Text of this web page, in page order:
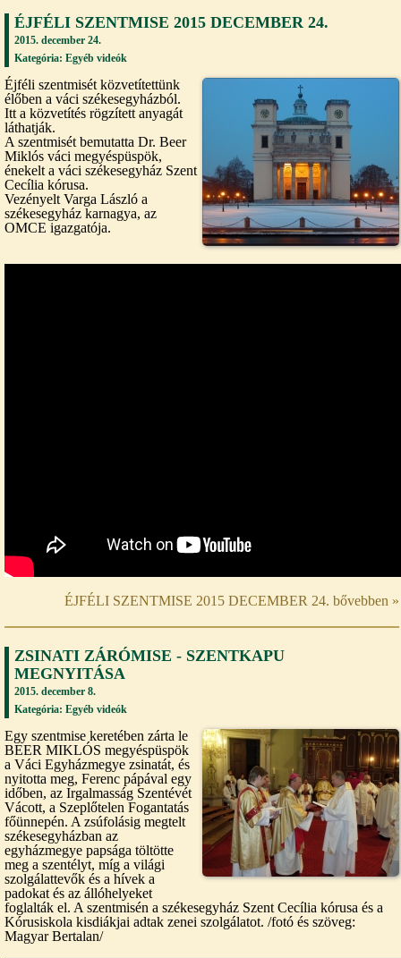
ÉJFÉLI SZENTMISE 2015 DECEMBER 24.
2015. december 24.
Kategória: Egyéb videók
Éjféli szentmisét közvetítettünk
élőben a váci székesegyházból.
Itt a közvetítés rögzített anyagát
láthatják.
A szentmisét bemutatta Dr. Beer
Miklós váci megyéspüspök,
énekelt a váci székesegyház Szent
Cecília kórusa.
Vezényelt Varga László a
székesegyház karnagya, az
OMCE igazgatója.
ÉJFÉLI SZENTMISE 2015 DECEMBER 24. bővebben »
ZSINATI ZÁRÓMISE - SZENTKAPU
MEGNYITÁSA
2015. december 8.
Kategória: Egyéb videók
Egy szentmise keretében zárta le
BEER MIKLÓS megyéspüspök
a Váci Egyházmegye zsinatát, és
nyitotta meg, Ferenc pápával egy
időben, az Irgalmasság Szentévét
Vácott, a Szeplőtelen Fogantatás
főünnepén. A zsúfolásig megtelt
székesegyházban az
egyházmegye papsága töltötte
meg a szentélyt, míg a világi
szolgálattevők és a hívek a
padokat és az állóhelyeket
foglalták el. A szentmisén a székesegyház Szent Cecília kórusa és a
Kórusiskola kisdiákjai adtak zenei szolgálatot. /fotó és szöveg:
Magyar Bertalan/